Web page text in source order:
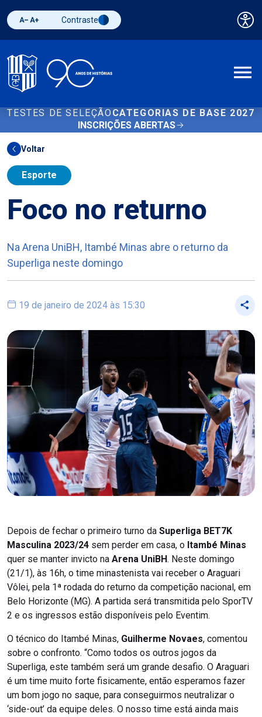
Diminuir fonte
Aumentar fonteAlternar contraste
Contraste
TESTES DE SELEÇÃO CATEGORIAS DE BASE 2027
INSCRIÇÕES ABERTAS
Voltar
Esporte
Foco no returno
Na Arena UniBH, Itambé Minas abre o returno da
Superliga neste domingo
19 de janeiro de 2024 às 15:30
Depois de fechar o primeiro turno da Superliga BET7K
Masculina 2023/24 sem perder em casa, o Itambé Minas
quer se manter invicto na Arena UniBH. Neste domingo
(21/1), às 16h, o time minastenista vai receber o Araguari
Vôlei, pela 1ª rodada do returno da competição nacional, em
Belo Horizonte (MG). A partida será transmitida pelo SporTV
2 e os ingressos estão disponíveis pelo Eventim.
O técnico do Itambé Minas, Guilherme Novaes, comentou
sobre o confronto. “Como todos os outros jogos da
Superliga, este também será um grande desafio. O Araguari
é um time muito forte fisicamente, então esperamos fazer
um bom jogo no saque, para conseguirmos neutralizar o
‘side-out’ da equipe deles. O nosso time está ainda mais